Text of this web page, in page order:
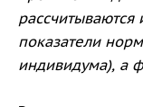
показатели
индивидума), а